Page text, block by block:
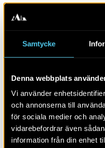
Samtycke
Denna webbplats
Vi använder
och annonserna till
för sociala medier och
vidarebefordrar även
information från din enhet
RAPPORT 2023:2